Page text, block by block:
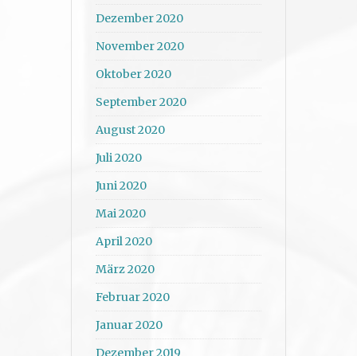
Dezember 2020
November 2020
Oktober 2020
September 2020
August 2020
Juli 2020
Juni 2020
Mai 2020
April 2020
März 2020
Februar 2020
Januar 2020
Dezember 2019